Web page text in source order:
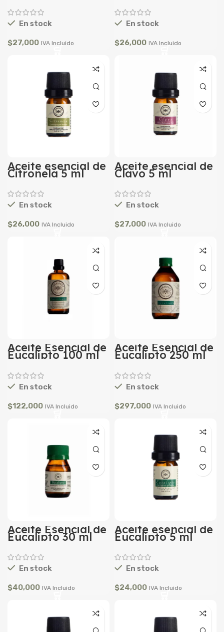
En stock
$27,000 IVA Incluido
En stock
$26,000 IVA Incluido
Aceite esencial de
Citronela 5 ml
En stock
$26,000 IVA Incluido
Aceite esencial de
Clavo 5 ml
En stock
$27,000 IVA Incluido
Aceite Esencial de
Eucalipto 100 ml
En stock
$122,000 IVA Incluido
Aceite Esencial de
Eucalipto 250 ml
En stock
$297,000 IVA Incluido
Aceite Esencial de
Eucalipto 30 ml
En stock
$40,000 IVA Incluido
Aceite esencial de
Eucalipto 5 ml
En stock
$24,000 IVA Incluido